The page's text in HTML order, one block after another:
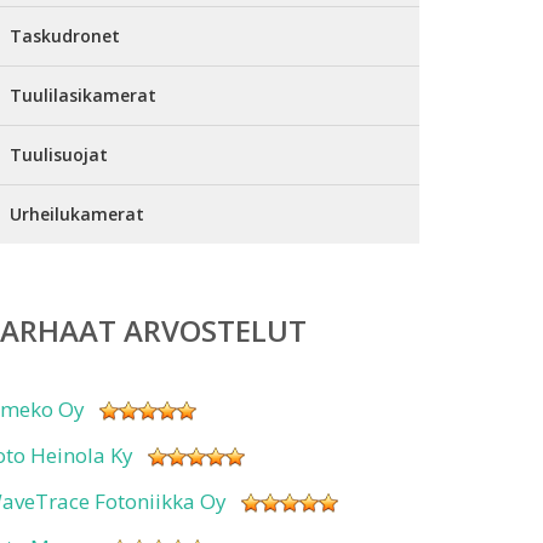
Taskudronet
Tuulilasikamerat
Tuulisuojat
Urheilukamerat
ARVOSTELUT
Oy
Heinola Ky
Fotoniikka Oy